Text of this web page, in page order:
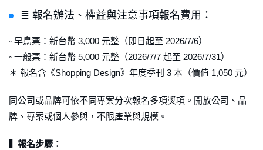
≣ 報名辦法、權益與注意事項報名費用：
◦ 早鳥票：新台幣 3,000 元整（即日起至 2026/7/6）
◦ 一般票：新台幣 5,000 元整（2026/7/7 起至 2026/7/31）
＊ 報名含《Shopping Design》年度季刊 3 本（價值 1,050 元）
同公司或品牌可依不同專案分次報名多項獎項。開放公司、品
牌、專案或個人參與，不限產業與規模。
▍報名步驟：